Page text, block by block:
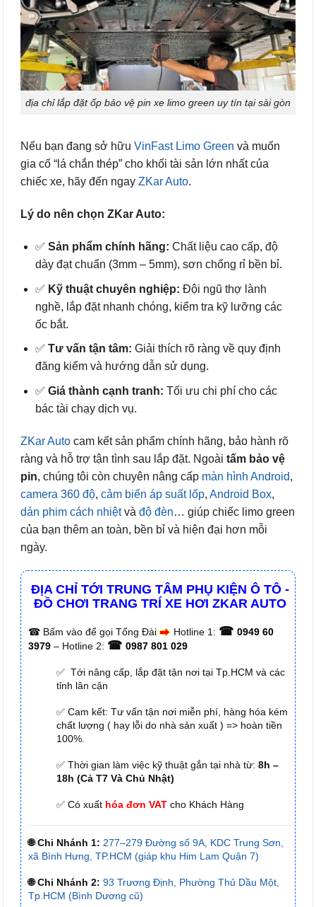
địa chỉ lắp đặt ốp bảo vệ pin xe limo green uy tín tại sài gòn
Nếu bạn đang sở hữu VinFast Limo Green và muốn
gia cố “lá chắn thép” cho khối tài sản lớn nhất của
chiếc xe, hãy đến ngay ZKar Auto.
Lý do nên chọn ZKar Auto:
✅ Sản phẩm chính hãng: Chất liệu cao cấp, độ
dày đạt chuẩn (3mm – 5mm), sơn chống rỉ bền bỉ.
✅ Kỹ thuật chuyên nghiệp: Đội ngũ thợ lành
nghề, lắp đặt nhanh chóng, kiểm tra kỹ lưỡng các
ốc bắt.
✅ Tư vấn tận tâm: Giải thích rõ ràng về quy định
đăng kiểm và hướng dẫn sử dụng.
✅ Giá thành cạnh tranh: Tối ưu chi phí cho các
bác tài chạy dịch vụ.
ZKar Auto cam kết sản phẩm chính hãng, bảo hành rõ
ràng và hỗ trợ tận tình sau lắp đặt. Ngoài tấm bảo vệ
pin, chúng tôi còn chuyên nâng cấp màn hình Android,
camera 360 độ, cảm biến áp suất lốp, Android Box,
dán phim cách nhiệtvà độ đèn… giúp chiếc limo green
của bạn thêm an toàn, bền bỉ và hiện đại hơn mỗi
ngày.
ĐỊA CHỈ TỚI TRUNG TÂM PHỤ KIỆN Ô TÔ -
ĐỒ CHƠI TRANG TRÍ XE HƠI ZKAR AUTO
☎ Bấm vào để gọi Tổng Đài Hotline 1: ☎ 0949 60
3979 – Hotline 2: ☎ 0987 801 029
✅ Tới nâng cấp, lắp đặt tận nơi tại Tp.HCM và các
tỉnh lân cận
✅ Cam kết: Tư vấn tận nơi miễn phí, hàng hóa kém
chất lượng ( hay lỗi do nhà sản xuất ) => hoàn tiền
100%.
✅ Thời gian làm việc kỹ thuật gắn tại nhà từ: 8h –
18h (Cả T7 Và Chủ Nhật)
✅ Có xuất hóa đơn VAT cho Khách Hàng
🌐 Chi Nhánh 1: 277–279 Đường số 9A, KDC Trung Sơn,
xã Bình Hưng, TP.HCM (giáp khu Him Lam Quận 7)
🌐 Chi Nhánh 2: 93 Trương Định, Phường Thủ Dầu Một,
Tp.HCM (Bình Dương cũ)